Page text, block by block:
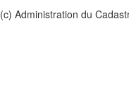
(c) Administration du